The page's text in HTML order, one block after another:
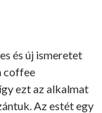
és új ismeretet
coffee
ezt az alkalmat
Az estét egy